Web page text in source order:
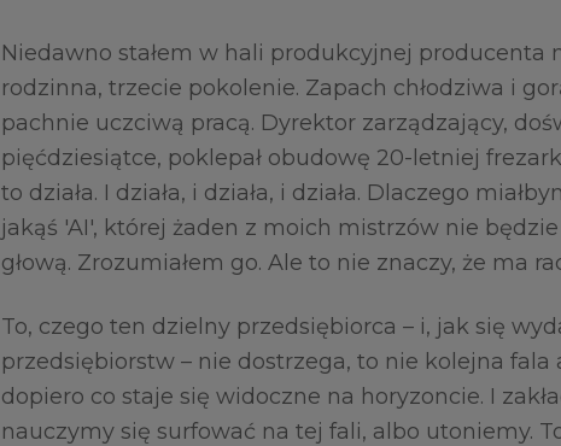
Niedawno stałem w hali produkcyjnej producenta
rodzinna, trzecie pokolenie. Zapach chłodziwa i
pachnie uczciwą pracą. Dyrektor zarządzający,
pięćdziesiątce, poklepał obudowę 20-letniej
to działa. I działa, i działa, i działa. Dlaczego
jakąś 'AI', której żaden z moich mistrzów nie będzie
głową. Zrozumiałem go. Ale to nie znaczy, że ma
To, czego ten dzielny przedsiębiorca – i, jak się
przedsiębiorstw – nie dostrzega, to nie kolejna
dopiero co staje się widoczne na horyzoncie. I
nauczymy się surfować na tej fali, albo utoniemy.